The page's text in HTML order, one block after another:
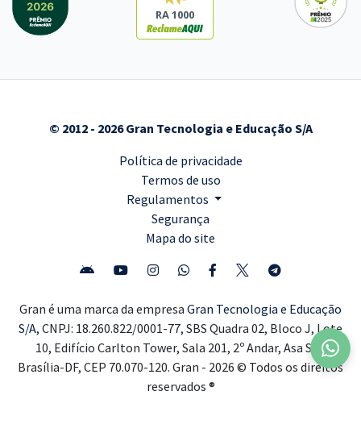
RA 1000
© 2012 - 2026 Gran Tecnologia e Educação S/A
Política de privacidade
Termos de uso
Regulamentos
Segurança
Mapa do site
Gran é uma marca da empresa Gran Tecnologia e Educação
S/A, CNPJ: 18.260.822/0001-77, SBS Quadra 02, Bloco J, Lote
10, Edifício Carlton Tower, Sala 201, 2º Andar, Asa Sul,
Brasília-DF, CEP 70.070-120. Gran - 2026 © Todos os direitos
reservados ®